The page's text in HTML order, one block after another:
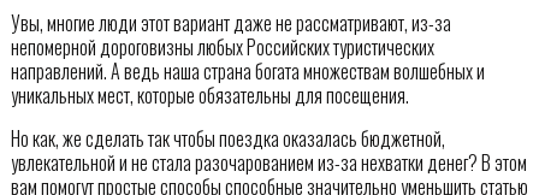
Увы, многие люди этот вариант даже не рассматривают, из-за
непомерной дороговизны любых Российских туристических
направлений. А ведь наша страна богата множествам волшебных и
уникальных мест, которые обязательны для посещения.
Но как, же сделать так чтобы поездка оказалась бюджетной,
увлекательной и не стала разочарованием из-за нехватки денег? В этом
вам помогут простые способы способные значительно уменьшить статью